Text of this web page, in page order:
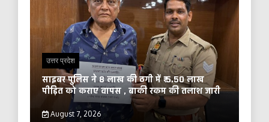
उत्तर प्रदेश
साइबर पुलिस ने 8 लाख की ठगी में ₹ 5.50 लाख
पीड़ित को कराए वापस , बाकी रकम की तलाश जारी
August 7, 2026